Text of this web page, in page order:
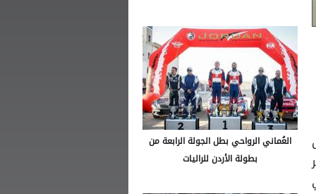
العُماني الرواحي بطل الجولة الرابعة من
بطولة الأردن للراليات